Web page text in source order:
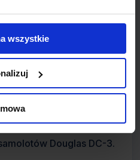
wszystkie
sprawdzającego
utworzył
jedne z dwóch
linii w
1946 - 1955
Douglas DC-3.